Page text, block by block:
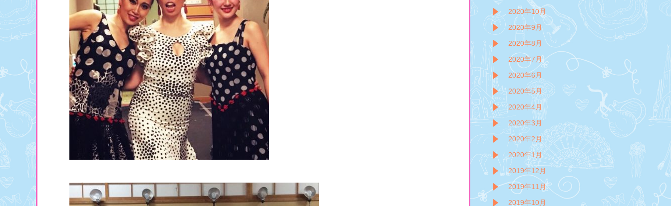
2020年10月
2020年9月
2020年8月
2020年7月
2020年6月
2020年5月
2020年4月
2020年3月
2020年2月
2020年1月
2019年12月
2019年11月
2019年10月